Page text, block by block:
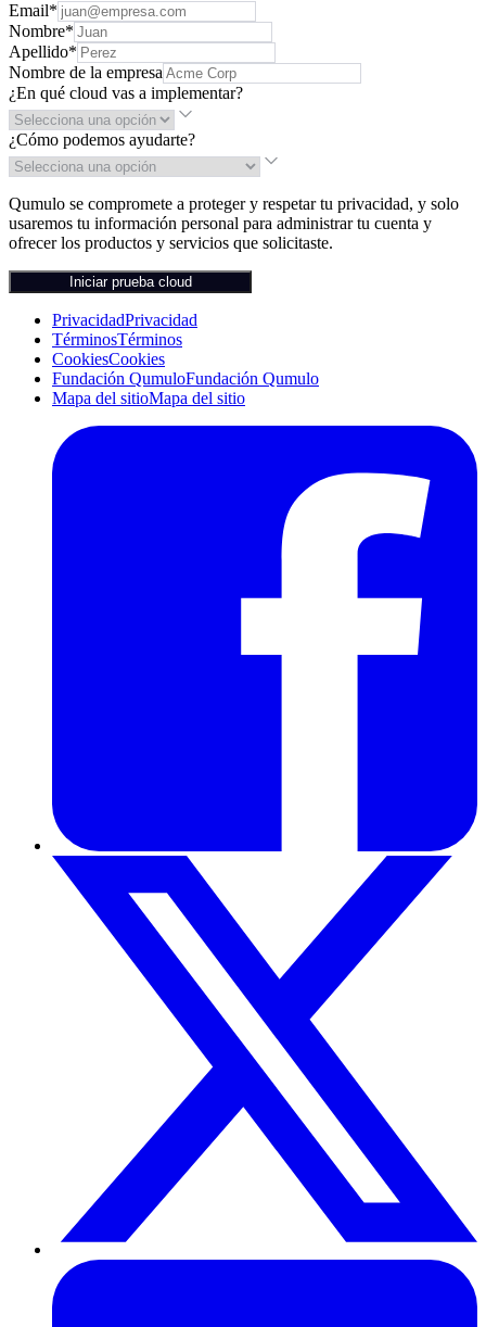
Email*
Nombre*
Apellido*
Nombre de la empresa
¿En qué cloud vas a implementar?
¿Cómo podemos ayudarte?
Qumulo se compromete a proteger y respetar tu privacidad, y solo
usaremos tu información personal para administrar tu cuenta y
ofrecer los productos y servicios que solicitaste.
Iniciar prueba cloud
PrivacidadPrivacidad
TérminosTérminos
CookiesCookies
Fundación QumuloFundación Qumulo
Mapa del sitioMapa del sitio